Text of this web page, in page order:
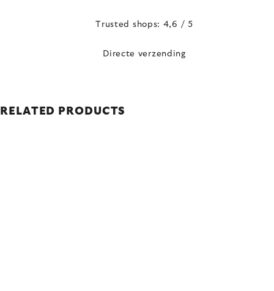
Trusted shops: 4,6 / 5
Directe verzending
RELATED PRODUCTS